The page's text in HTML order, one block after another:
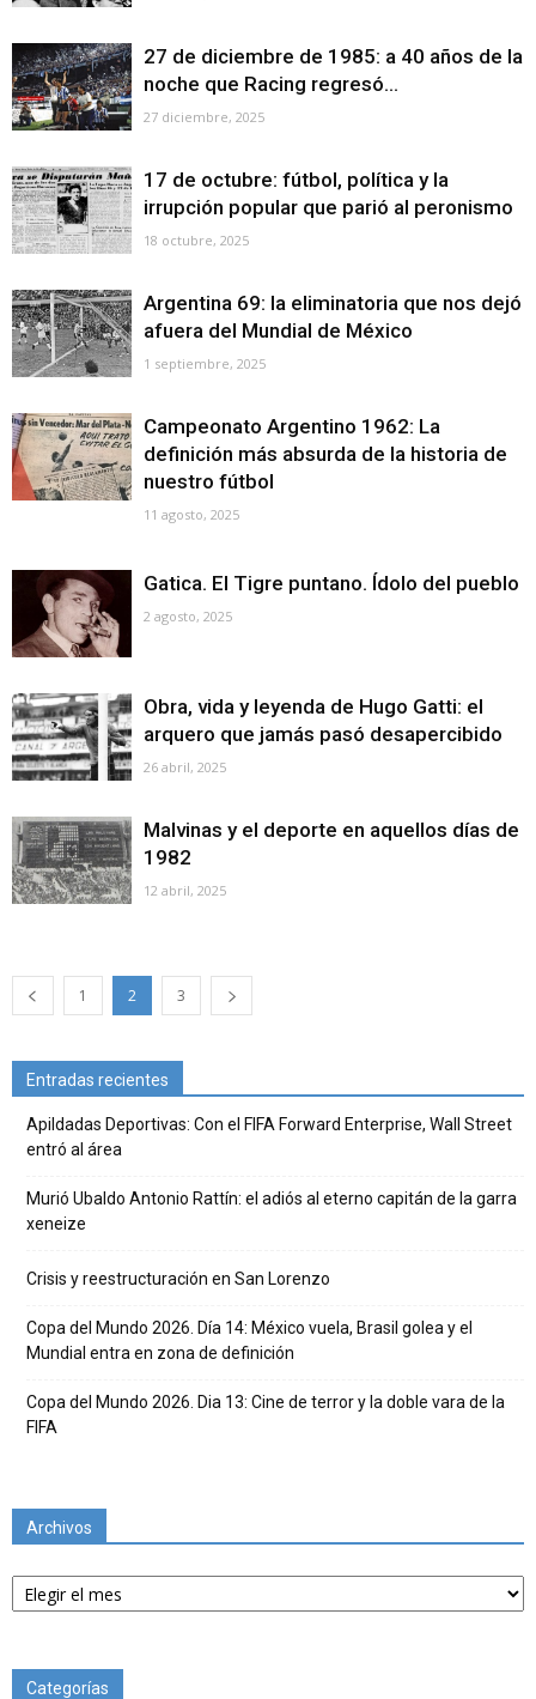
27 de diciembre de 1985: a 40 años de la
noche que Racing regresó...
27 diciembre, 2025
17 de octubre: fútbol, política y la
irrupción popular que parió al peronismo
18 octubre, 2025
Argentina 69: la eliminatoria que nos dejó
afuera del Mundial de México
1 septiembre, 2025
Campeonato Argentino 1962: La
definición más absurda de la historia de
nuestro fútbol
11 agosto, 2025
Gatica. El Tigre puntano. Ídolo del pueblo
2 agosto, 2025
Obra, vida y leyenda de Hugo Gatti: el
arquero que jamás pasó desapercibido
26 abril, 2025
Malvinas y el deporte en aquellos días de
1982
12 abril, 2025
1 2 3
Entradas recientes
Apildadas Deportivas: Con el FIFA Forward Enterprise, Wall Street
entró al área
Murió Ubaldo Antonio Rattín: el adiós al eterno capitán de la garra
xeneize
Crisis y reestructuración en San Lorenzo
Copa del Mundo 2026. Día 14: México vuela, Brasil golea y el
Mundial entra en zona de definición
Copa del Mundo 2026. Dia 13: Cine de terror y la doble vara de la
FIFA
Archivos
Archivos
Categorías